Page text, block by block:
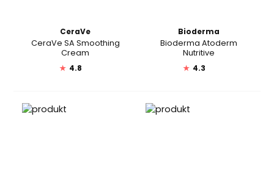
CeraVe
CeraVe SA Smoothing
Cream
★ 4.8
Bioderma
Bioderma Atoderm
Nutritive
★ 4.3